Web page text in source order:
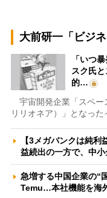
大前研一「ビジ
「いつ
スク氏
的…
宇宙開発企業「スペー
リリオネア）」となっ
【3メガバンクは純
益続出の一方で、中
急増する中国企業の“
Temu…本社機能を海